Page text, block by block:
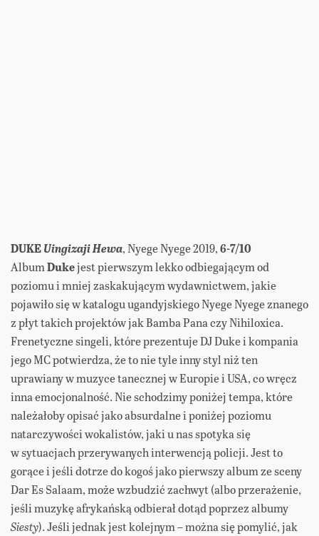
DUKEUingizaji Hewa, Nyege Nyege 2019,6-7/10
AlbumDukejest pierwszym lekko odbiegającym od
poziomu i mniej zaskakującym wydawnictwem, jakie
pojawiło się w katalogu ugandyjskiego Nyege Nyege znanego
z płyt takich projektów jak Bamba Pana czy Nihiloxica.
Frenetyczne singeli, które prezentuje DJ Duke i kompania
jego MC potwierdza, że to nie tyle inny styl niż ten
uprawiany w muzyce tanecznej w Europie i USA, co wręcz
inna emocjonalność. Nie schodzimy poniżej tempa, które
należałoby opisać jako absurdalne i poniżej poziomu
natarczywości wokalistów, jaki u nas spotyka się
w sytuacjach przerywanych interwencją policji. Jest to
gorące i jeśli dotrze do kogoś jako pierwszy album ze sceny
Dar Es Salaam, może wzbudzić zachwyt (albo przerażenie,
jeśli muzykę afrykańską odbierał dotąd poprzez albumy
Siesty). Jeśli jednak jest kolejnym – można się pomylić, jak